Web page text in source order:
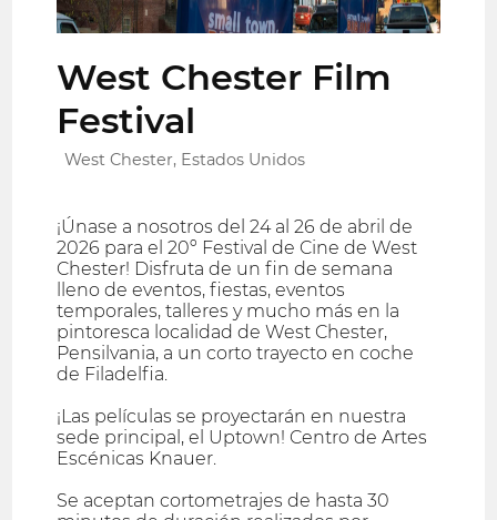
West Chester Film
Festival
West Chester, Estados Unidos
¡Únase a nosotros del 24 al 26 de abril de
2026 para el 20º Festival de Cine de West
Chester! Disfruta de un fin de semana
lleno de eventos, fiestas, eventos
temporales, talleres y mucho más en la
pintoresca localidad de West Chester,
Pensilvania, a un corto trayecto en coche
de Filadelfia.
¡Las películas se proyectarán en nuestra
sede principal, el Uptown! Centro de Artes
Escénicas Knauer.
Se aceptan cortometrajes de hasta 30